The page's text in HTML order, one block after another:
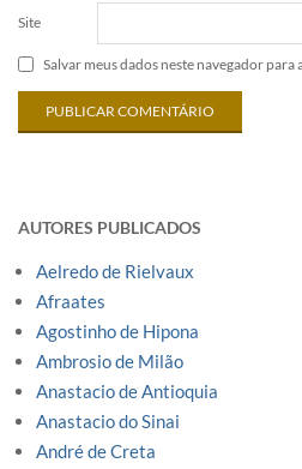
Site
Salvar meus dados neste navegador para
AUTORES PUBLICADOS
Aelredo de Rielvaux
Afraates
Agostinho de Hipona
Ambrosio de Milão
Anastacio de Antioquia
Anastacio do Sinai
André de Creta